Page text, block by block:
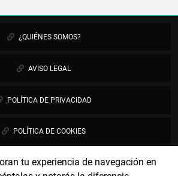
tu experiencia de navegación en
¿QUIÉNES SOMOS?
AVISO LEGAL
POLÍTICA DE PRIVACIDAD
POLÍTICA DE COOKIES
PUBLICIDAD